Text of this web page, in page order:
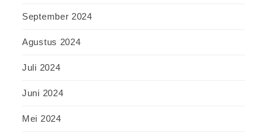
September 2024
Agustus 2024
Juli 2024
Juni 2024
Mei 2024